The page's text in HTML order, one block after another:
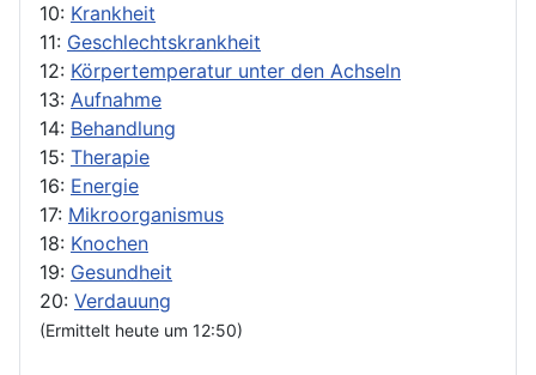
10: Krankheit
11: Geschlechtskrankheit
12: Körpertemperatur unter den Achseln
13: Aufnahme
14: Behandlung
15: Therapie
16: Energie
17: Mikroorganismus
18: Knochen
19: Gesundheit
20: Verdauung
(Ermittelt heute um 12:50)